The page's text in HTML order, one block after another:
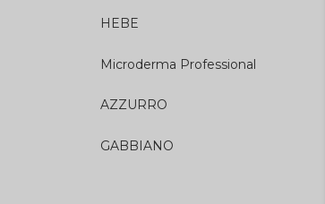
HEBE
Microderma Professional
AZZURRO
GABBIANO